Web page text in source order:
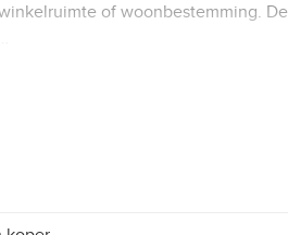
of woonbestemming. De